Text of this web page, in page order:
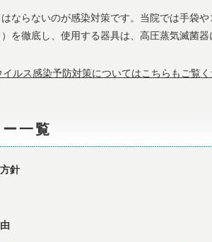
ならないのが感染対策です。当院では手袋
を徹底し、使用する器具は、高圧蒸気滅菌
ルス感染予防対策についてはこちらもご覧
一覧
針